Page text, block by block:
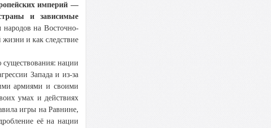
империй —
и зависимые
народов на Восточно-
и как следствие
нации
Запада и из-за
армиями и своими
умах и действиях
игры на Равнине,
её на нации